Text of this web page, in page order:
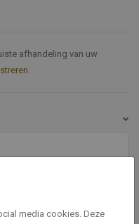
afhandeling van uw
.
media cookies. Deze